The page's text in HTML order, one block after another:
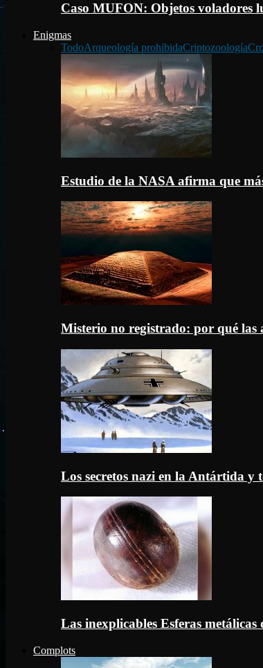
Caso MUFON: Objetos voladores
Enigmas
TodoArqueología prohibidaCriptozoología
Estudio de la NASA afirma que
Misterio no registrado: por qué las
Los secretos nazi en la Antártida y
Las inexplicables Esferas
Complots